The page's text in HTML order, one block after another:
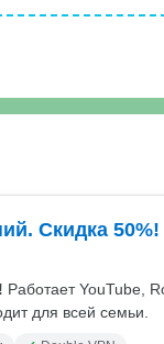
Скидка 50%!
Работает YouTube,
для всей семьи.